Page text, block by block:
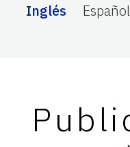
Inglés
Español